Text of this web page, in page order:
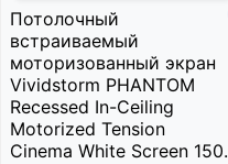
Потолочный
встраиваемый
моторизованный экран
Vividstorm PHANTOM
Recessed In-Ceiling
Motorized Tension
Cinema White Screen 150.